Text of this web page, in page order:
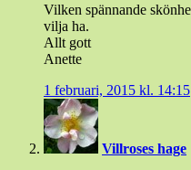
Vilken spännande
vilja ha.
Allt gott
Anette
1 februari, 2015 kl. 14:15
Villroses hage